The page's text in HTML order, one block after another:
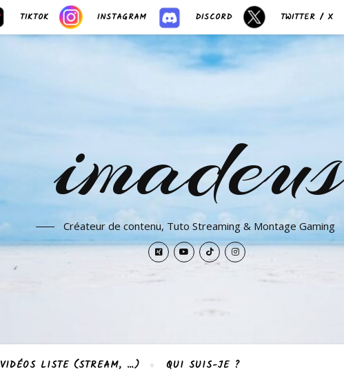
TIKTOK INSTAGRAM DISCORD TWITTER / X
imadeus
Créateur de contenu, Tuto Streaming & Montage Gaming
VIDÉOS LISTE (STREAM, …) QUI SUIS-JE ?